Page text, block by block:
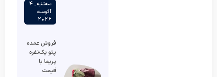
سه‌شنبه , 4
آگوست
2026
فروش عمده
پتو یک‌نفره
پریما با
قیمت